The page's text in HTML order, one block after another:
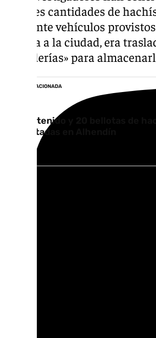
grandes cantidades de
mediante vehículos
llegaba a la ciudad, era
«guarderías» para
NOTICIA RELACIONADA
Un detenido y 20 bellotas de
incautadas en Alhendín
organizada y jerarquizada
importantes cantidades de
distribución por distintos
Tras una «ardua
integrantes del entramado
organización». Asimismo,